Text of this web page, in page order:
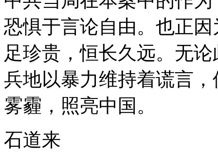
恐惧于言论自由。也正
足珍贵，恒长久远。无
兵地以暴力维持着谎言
雾霾，照亮中国。
石道来